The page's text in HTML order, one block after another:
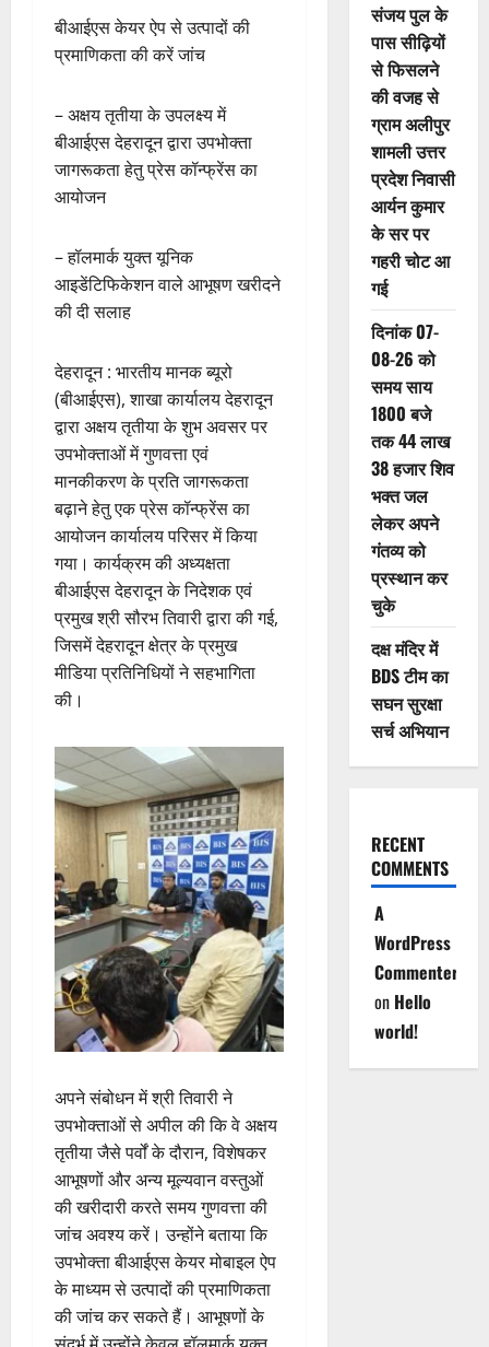
बीआईएस केयर ऐप से उत्पादों की
प्रमाणिकता की करें जांच
– अक्षय तृतीया के उपलक्ष्य में
बीआईएस देहरादून द्वारा उपभोक्ता
जागरूकता हेतु प्रेस कॉन्फ्रेंस का
आयोजन
– ⁠हॉलमार्क युक्त यूनिक
आइडेंटिफिकेशन वाले आभूषण खरीदने
की दी सलाह
देहरादून : भारतीय मानक ब्यूरो
(बीआईएस), शाखा कार्यालय देहरादून
द्वारा अक्षय तृतीया के शुभ अवसर पर
उपभोक्ताओं में गुणवत्ता एवं
मानकीकरण के प्रति जागरूकता
बढ़ाने हेतु एक प्रेस कॉन्फ्रेंस का
आयोजन कार्यालय परिसर में किया
गया। कार्यक्रम की अध्यक्षता
बीआईएस देहरादून के निदेशक एवं
प्रमुख श्री सौरभ तिवारी द्वारा की गई,
जिसमें देहरादून क्षेत्र के प्रमुख
मीडिया प्रतिनिधियों ने सहभागिता
की।
अपने संबोधन में श्री तिवारी ने
उपभोक्ताओं से अपील की कि वे अक्षय
तृतीया जैसे पर्वों के दौरान, विशेषकर
आभूषणों और अन्य मूल्यवान वस्तुओं
की खरीदारी करते समय गुणवत्ता की
जांच अवश्य करें। उन्होंने बताया कि
उपभोक्ता बीआईएस केयर मोबाइल ऐप
के माध्यम से उत्पादों की प्रमाणिकता
की जांच कर सकते हैं। आभूषणों के
संजय पुल के
पास सीढ़ियों
से फिसलने
की वजह से
ग्राम अलीपुर
शामली उत्तर
प्रदेश निवासी
आर्यन कुमार
के सर पर
गहरी चोट आ
गई
दिनांक 07-
08-26 को
समय साय
1800 बजे
तक 44 लाख
38 हजार शिव
भक्त जल
लेकर अपने
गंतव्य को
प्रस्थान कर
चुके
दक्ष मंदिर में
BDS टीम का
सघन सुरक्षा
सर्च अभियान
RECENT
COMMENTS
A
WordPress
Commenter
on Hello
world!